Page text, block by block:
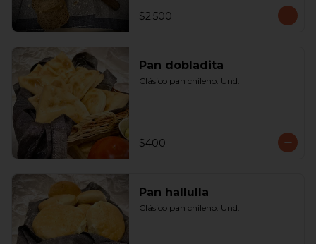
$2.500
Pan dobladita
Clásico pan chileno. Und.
$400
Pan hallulla
Clásico pan chileno. Und.